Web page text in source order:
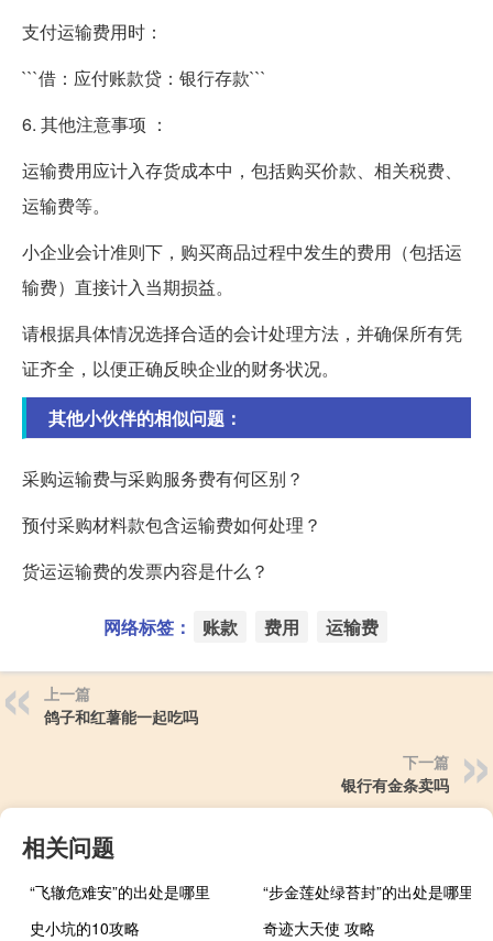
支付运输费用时：
```借：应付账款贷：银行存款```
6. 其他注意事项 ：
运输费用应计入存货成本中，包括购买价款、相关税费、
运输费等。
小企业会计准则下，购买商品过程中发生的费用（包括运
输费）直接计入当期损益。
请根据具体情况选择合适的会计处理方法，并确保所有凭
证齐全，以便正确反映企业的财务状况。
其他小伙伴的相似问题：
采购运输费与采购服务费有何区别？
预付采购材料款包含运输费如何处理？
货运运输费的发票内容是什么？
网络标签： 账款 费用 运输费
上一篇
鸽子和红薯能一起吃吗
下一篇
银行有金条卖吗
相关问题
“飞辙危难安”的出处是哪里
“步金莲处绿苔封”的出处是哪里
史小坑的10攻略
奇迹大天使 攻略